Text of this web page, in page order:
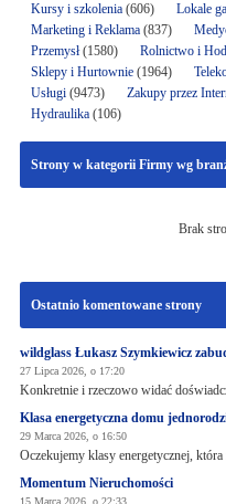
Kursy i szkolenia(606) Lokale
Marketing i Reklama(837)
Przemysł(1580) Rolnictwo i
Sklepy i Hurtownie(1964)
Usługi(9473) Zakupy przez
Hydraulika(106)
Strony w kategorii Firmy wg
Brak
Ostatnio komentowane strony
wildglass Łukasz Szymkiewicz
27 Lipca 2026, o 17:20
Konkretnie i rzeczowo widać
Klasa energetyczna domu
29 Marca 2026, o 16:50
Oczekujemy klasy energetycznej,
Momentum Nieruchomości
15 Marca 2026, o 22:33